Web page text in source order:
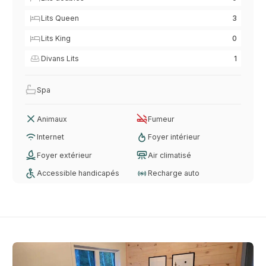
Lits Queen 3
Lits King 0
Divans Lits 1
Spa
Animaux Fumeur
Internet Foyer intérieur
Foyer extérieur Air climatisé
Accessible handicapés Recharge auto